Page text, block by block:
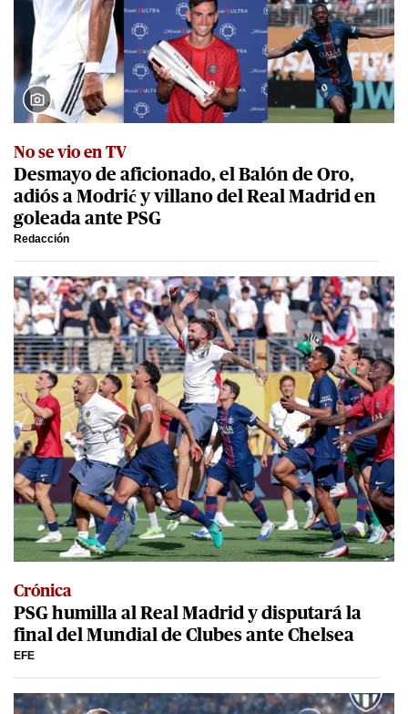
No se vio en TV
Desmayo de aficionado, el Balón de Oro,
adiós a Modrić y villano del Real Madrid en
goleada ante PSG
Redacción
Crónica
PSG humilla al Real Madrid y disputará la
final del Mundial de Clubes ante Chelsea
EFE